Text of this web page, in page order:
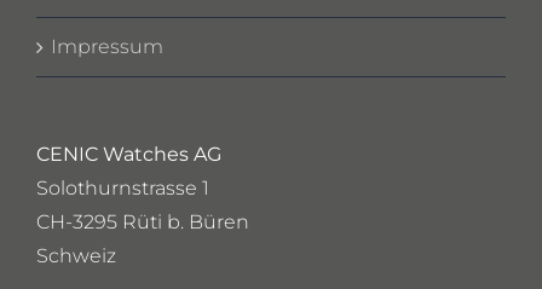
Impressum
CENIC Watches AG
Solothurnstrasse 1
CH-3295 Rüti b. Büren
Schweiz